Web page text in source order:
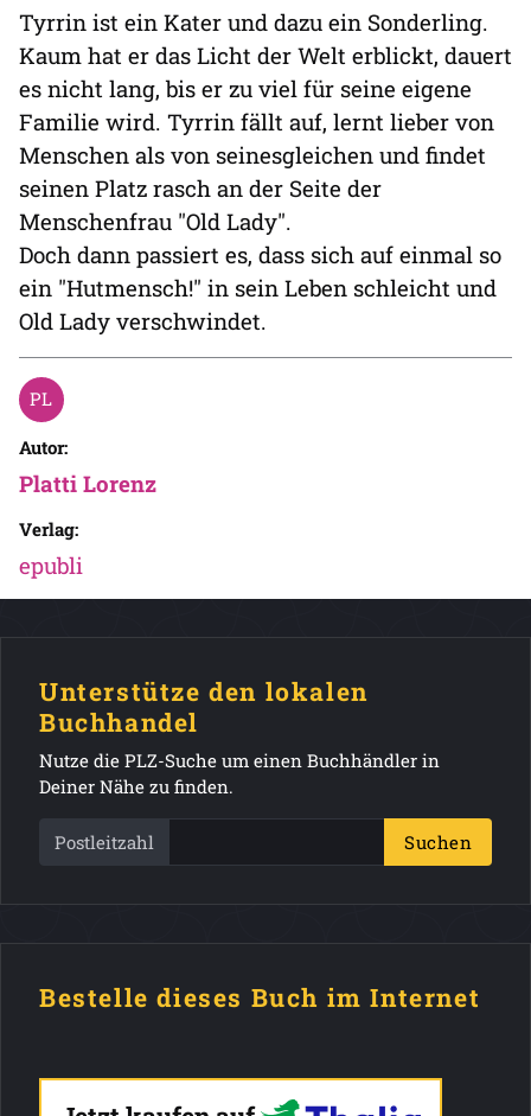
Tyrrin ist ein Kater und dazu ein Sonderling.
Kaum hat er das Licht der Welt erblickt, dauert
es nicht lang, bis er zu viel für seine eigene
Familie wird. Tyrrin fällt auf, lernt lieber von
Menschen als von seinesgleichen und findet
seinen Platz rasch an der Seite der
Menschenfrau "Old Lady".
Doch dann passiert es, dass sich auf einmal so
ein "Hutmensch!" in sein Leben schleicht und
Old Lady verschwindet.
Autor:
Platti Lorenz
Verlag:
epubli
Unterstütze den lokalen
Buchhandel
Nutze die PLZ-Suche um einen Buchhändler in
Deiner Nähe zu finden.
Postleitzahl Suchen
Bestelle dieses Buch im Internet